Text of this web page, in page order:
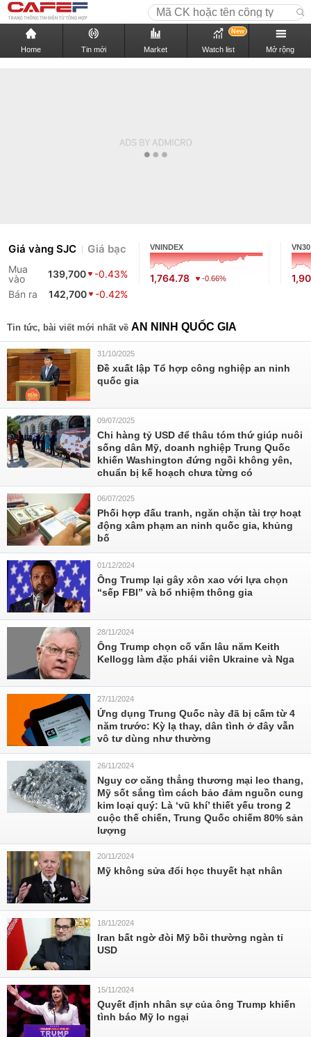
Home Tin mới Market Watch list
New
Mở rộng
Giá vàng SJC Giá bạc
Mua
vào
139,700
-0.43%
Bán ra
142,700 -0.42%
VNINDEX
1,764.78 -0.66%
VN30
Tin tức, bài viết mới nhất về AN NINH QUỐC GIA
31/10/2025
Đề xuất lập Tổ hợp công nghiệp an ninh
quốc gia
09/07/2025
Chi hàng tỷ USD để thâu tóm thứ giúp nuôi
sống dân Mỹ, doanh nghiệp Trung Quốc
khiến Washington đứng ngồi không yên,
chuẩn bị kế hoạch chưa từng có
06/07/2025
Phối hợp đấu tranh, ngăn chặn tài trợ hoạt
động xâm phạm an ninh quốc gia, khủng
bố
01/12/2024
Ông Trump lại gây xôn xao với lựa chọn
“sếp FBI” và bổ nhiệm thông gia
28/11/2024
Ông Trump chọn cố vấn lâu năm Keith
Kellogg làm đặc phái viên Ukraine và Nga
27/11/2024
Ứng dụng Trung Quốc này đã bị cấm từ 4
năm trước: Kỳ lạ thay, dân tình ở đây vẫn
vô tư dùng như thường
26/11/2024
Nguy cơ căng thẳng thương mại leo thang,
Mỹ sốt sắng tìm cách bảo đảm nguồn cung
kim loại quý: Là ‘vũ khí’ thiết yếu trong 2
cuộc thế chiến, Trung Quốc chiếm 80% sản
lượng
20/11/2024
Mỹ không sửa đổi học thuyết hạt nhân
18/11/2024
Iran bất ngờ đòi Mỹ bồi thường ngàn tỉ
USD
15/11/2024
Quyết định nhân sự của ông Trump khiến
tình báo Mỹ lo ngại